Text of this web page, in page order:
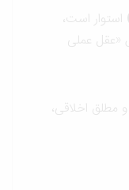
استوار است،
«عقل عملی
اخلاقی،